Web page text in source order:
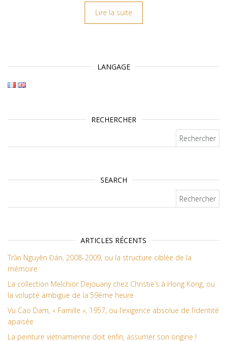
Lire la suite
LANGAGE
RECHERCHER
SEARCH
ARTICLES RÉCENTS
Trần Nguyên Đán, 2008-2009, ou la structure ciblée de la
mémoire
La collection Melchior Dejouany chez Christie’s à Hong Kong, ou
la volupté ambigüe de la 59ème heure
Vu Cao Dam, « Famille », 1957, ou l’exigence absolue de l’identité
apaisée
La peinture vietnamienne doit enfin, assumer son origine !